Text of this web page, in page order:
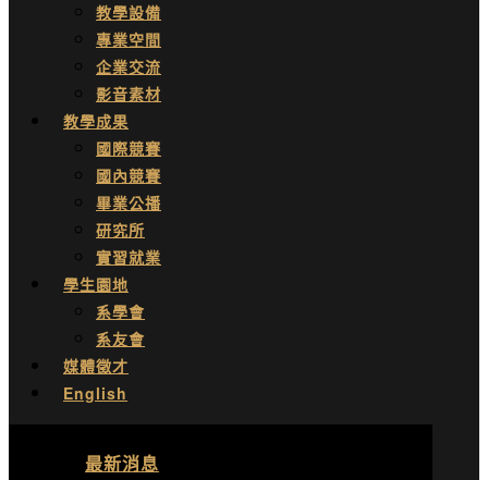
教學設備
專業空間
企業交流
影音素材
教學成果
國際競賽
國內競賽
畢業公播
研究所
實習就業
學生園地
系學會
系友會
媒體徵才
English
最新消息